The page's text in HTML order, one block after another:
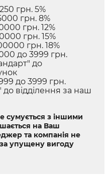
грн. 5%
грн. 8%
грн. 12%
грн. 15%
грн. 18%
до 3999 грн.
до
до 3999 грн.
відділення за наш
сумується з іншими
на Ваш
та компанія не
за упущену вигоду